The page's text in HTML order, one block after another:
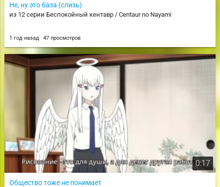
Не, ну это база (слизь)
из 12 серии Беспокойный кентавр / Centaur no Nayami
1 год назад 47 просмотров
0:17
Общество тоже не понимает